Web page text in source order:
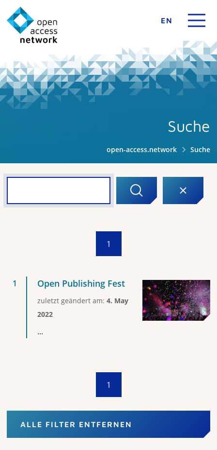
EN
Suche
open-access.network Suche
1
Open Publishing Fest
zuletzt geändert am: 4. May
2022
...
1
ALLE FILTER ENTFERNEN